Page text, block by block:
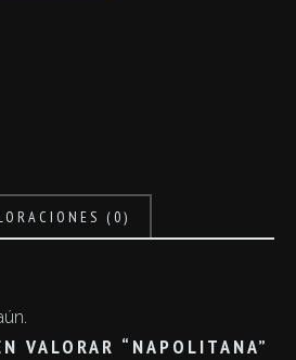
(0)
VALORAR “NAPOLITANA”